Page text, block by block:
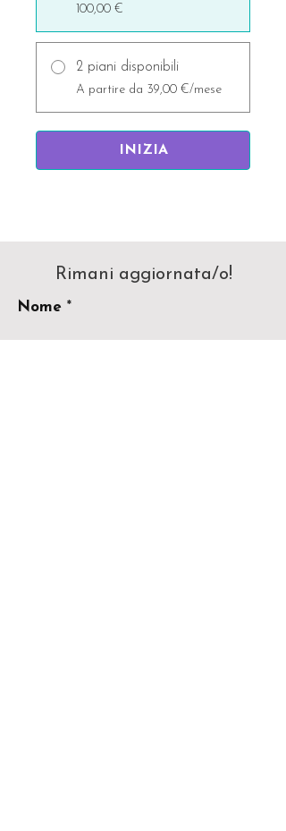
100,00 €
2 piani disponibili
A partire da 39,00 €/mese
INIZIA
Rimani aggiornata/o!
Nome